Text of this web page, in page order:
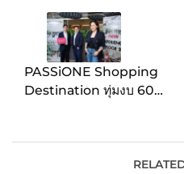
PASSiONE Shopping
Destination ทุ่มงบ 600
การใช้ชีวิตคนระยองแบบ